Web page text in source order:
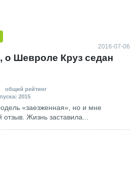
2016-07-06
о Шевроле Круз седан
общий рейтинг
2015
«заезженная», но и мне
отзыв. Жизнь заставила...